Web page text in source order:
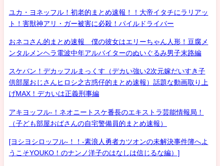
ユカ・ヨネッフル！初老的まとめ速報！！大帝イタチにラリアッ
ト！害獣神アリ・ガー被害に必殺！パイルドライバー
おネコさん的まとめ速報 僕の彼女はエリーちゃん人形！豆腐メ
ンタルメンヘラ電波中年アルバイターのぬいぐるみ男子末路編
スケバン！デカッフルまっくす（デカい強い2次元嫁だいすき子
供部屋おじさんヒロシ之古惑仔的まとめ速報）話題な動画取り上
げMAX！デカいは正義刑事編
アキヨッフル-！ネオニートスケ番長のエキストラ芸能情報局！
（子ども部屋おばさんの自宅警備員的まとめ速報）
[ヨシヨシロッフル-！！-素浪人勇者カツオンの未解決事件簿へよ
うこそYOUKO！のナンノ洋子のはなしは信じるな編）]